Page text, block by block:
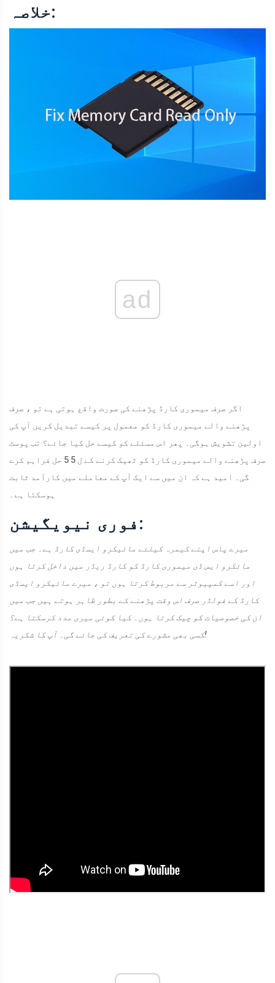
خلاصہ:
ad
اگر صرف میموری کارڈ پڑھنے کی صورت واقع ہوتی ہے تو ، صرف
پڑھنے والے میموری کارڈ کو معمول پر کیسے تبدیل کریں آپ کی
اولین تشویش ہوگی۔ پھر اس مسئلے کو کیسے حل کیا جائے؟ تب پوسٹ
صرف پڑھنے والے میموری کارڈ کو ٹھیک کرنے کے ل 5 5 حل فراہم کرے
گی۔ امید ہے کہ ان میں سے ایک آپ کے معاملے میں کارآمد ثابت
ہوسکتا ہے۔
فوری نیویگیشن:
میرے پاس اپنے کیمرہ کیلئے مائیکرو ایسڈی کارڈ ہے۔ جب میں
مائکرو ایس ڈی میموری کارڈ کو کارڈ ریڈر میں داخل کرتا ہوں
اور اسے کمپیوٹر سے مربوط کرتا ہوں تو ، میرے مائیکرو ایسڈی
کارڈ کے فولڈر صرف اس وقت پڑھنے کے بطور ظاہر ہوتے ہیں جب میں
ان کی خصوصیات کو چیک کرتا ہوں۔ کیا کوئی میری مدد کرسکتا ہے؟
کسی بھی مشورے کی تعریف کی جائے گی۔ آپ کا شکریہ!